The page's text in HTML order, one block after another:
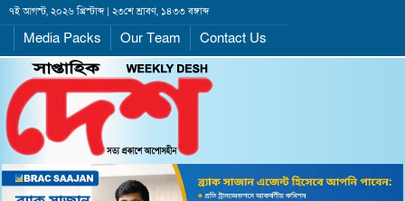
৭ই আগস্ট, ২০২৬ খ্রিস্টাব্দ | ২৩শে শ্রাবণ, ১৪৩৩ বঙ্গাব্দ
Media Packs Our Team Contact Us